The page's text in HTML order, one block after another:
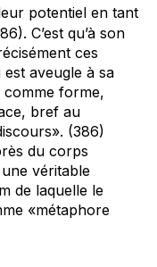
potentiel en tant
C’est qu’à son
ces
aveugle à sa
forme,
bref au
(386)
du corps
véritable
de laquelle le
«métaphore